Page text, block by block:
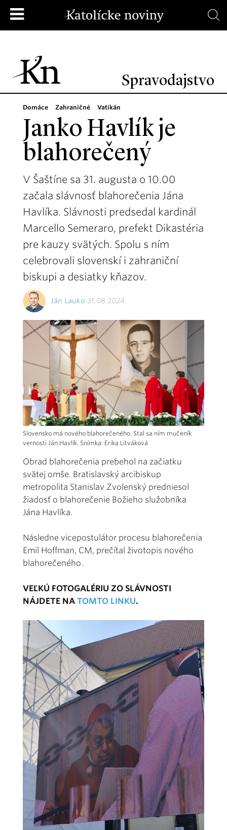
Spravodajstvo
Domáce Zahraničné Vatikán
Janko Havlík je
blahorečený
V Šaštíne sa 31. augusta o 10.00
začala slávnosť blahorečenia Jána
Havlíka. Slávnosti predsedal kardinál
Marcello Semeraro, prefekt Dikastéria
pre kauzy svätých. Spolu s ním
celebrovali slovenskí i zahraniční
biskupi a desiatky kňazov.
Ján Lauko 31.08.2024
Slovensko má nového blahorečeného. Stal sa ním mučeník
vernosti Ján Havlík. Snímka: Erika Litváková
Obrad blahorečenia prebehol na začiatku
svätej omše. Bratislavský arcibiskup
metropolita Stanislav Zvolenský predniesol
žiadosť o blahorečenie Božieho služobníka
Jána Havlíka.
Následne vicepostulátor procesu blahorečenia
Emil Hoffman, CM, prečítal životopis nového
blahorečeného.
VEĽKÚ FOTOGALÉRIU ZO SLÁVNOSTI
NÁJDETE NA TOMTO LINKU.